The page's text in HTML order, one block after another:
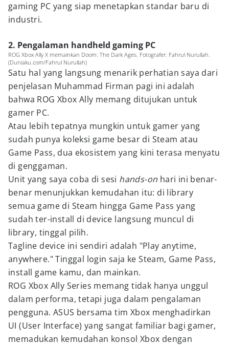
gaming PC yang siap menetapkan standar baru di
industri.
2. Pengalaman handheld gaming PC
ROG Xbox Ally X memainkan Doom: The Dark Ages. Fotografer: Fahrul Nurullah.
(Duniaku.com/Fahrul Nurullah)
Satu hal yang langsung menarik perhatian saya dari
penjelasan Muhammad Firman pagi ini adalah
bahwa ROG Xbox Ally memang ditujukan untuk
gamer PC.
Atau lebih tepatnya mungkin untuk gamer yang
sudah punya koleksi game besar di Steam atau
Game Pass, dua ekosistem yang kini terasa menyatu
di genggaman.
Unit yang saya coba di sesi hands-on hari ini benar-
benar menunjukkan kemudahan itu: di library
semua game di Steam hingga Game Pass yang
sudah ter-install di device langsung muncul di
library, tinggal pilih.
Tagline device ini sendiri adalah "Play anytime,
anywhere." Tinggal login saja ke Steam, Game Pass,
install game kamu, dan mainkan.
ROG Xbox Ally Series memang tidak hanya unggul
dalam performa, tetapi juga dalam pengalaman
pengguna. ASUS bersama tim Xbox menghadirkan
UI (User Interface) yang sangat familiar bagi gamer,
memadukan kemudahan konsol Xbox dengan